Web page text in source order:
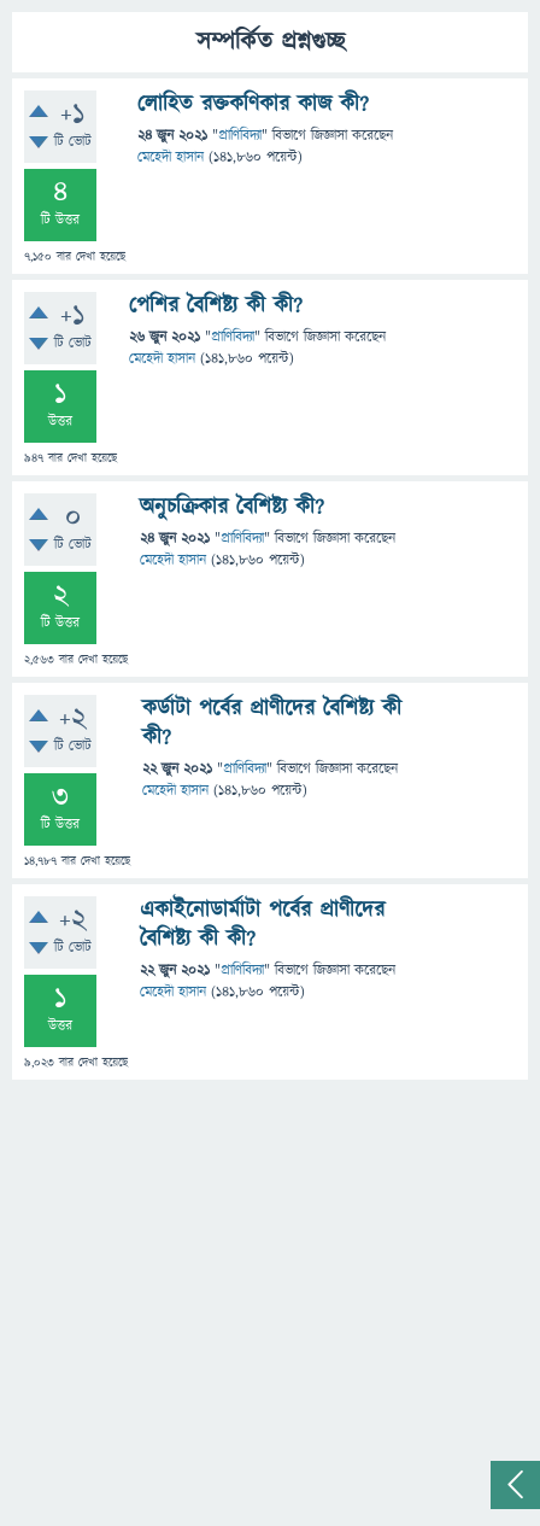
সম্পর্কিত প্রশ্নগুচ্ছ
+1
টি ভোট
4
টি উত্তর
7,150 বার দেখা হয়েছে
লোহিত রক্তকণিকার কাজ কী?
24 জুন 2021 "প্রাণিবিদ্যা" বিভাগে জিজ্ঞাসাকরেছেন
মেহেদী হাসান (141,860 পয়েন্ট)
+1
টি ভোট
1
উত্তর
947 বার দেখা হয়েছে
পেশির বৈশিষ্ট্য কী কী?
26 জুন 2021 "প্রাণিবিদ্যা" বিভাগে জিজ্ঞাসাকরেছেন
মেহেদী হাসান (141,860 পয়েন্ট)
0
টি ভোট
2
টি উত্তর
2,563 বার দেখা হয়েছে
অনুচক্রিকার বৈশিষ্ট্য কী?
24 জুন 2021 "প্রাণিবিদ্যা" বিভাগে জিজ্ঞাসাকরেছেন
মেহেদী হাসান (141,860 পয়েন্ট)
+2
টি ভোট
3
টি উত্তর
14,787 বার দেখা হয়েছে
কর্ডাটা পর্বের প্রাণীদের বৈশিষ্ট্য কী
কী?
22 জুন 2021 "প্রাণিবিদ্যা" বিভাগে জিজ্ঞাসাকরেছেন
মেহেদী হাসান (141,860 পয়েন্ট)
+2
টি ভোট
1
উত্তর
9,023 বার দেখা হয়েছে
একাইনোডার্মাটা পর্বের প্রাণীদের
বৈশিষ্ট্য কী কী?
22 জুন 2021 "প্রাণিবিদ্যা" বিভাগে জিজ্ঞাসাকরেছেন
মেহেদী হাসান (141,860 পয়েন্ট)